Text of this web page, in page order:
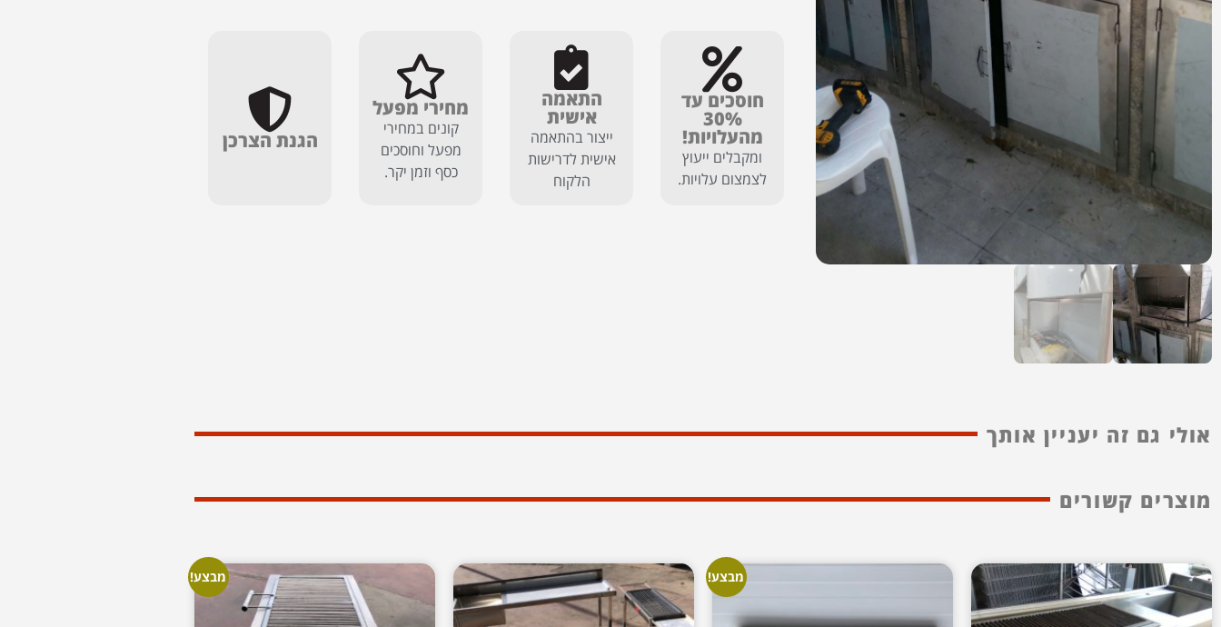
חוסכים עד
30%
מהעלויות!
ומקבלים ייעוץ
לצמצום עלויות.
התאמה
אישית
ייצור בהתאמה
אישית לדרישות
הלקוח
מחירי מפעל
קונים במחירי
מפעל וחוסכים
כסף וזמן יקר.
הגנת הצרכן
אולי גם זה יעניין אותך
מוצרים קשורים
מבצע! מבצע!